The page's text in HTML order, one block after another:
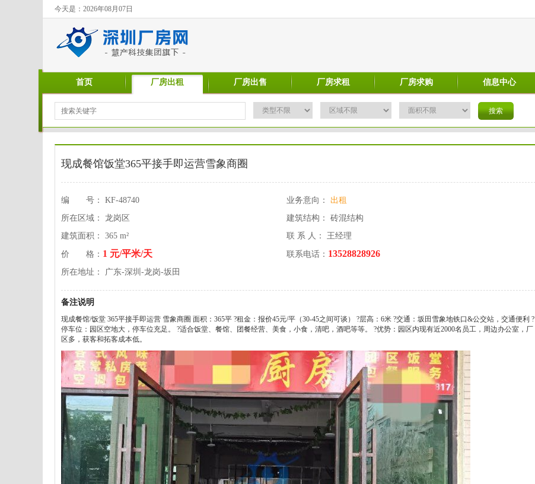
今天是：2026年08月07日
首页 厂房出租 厂房出售 厂房求租 厂房求购 信息中心
现成餐馆饭堂365平接手即运营雪象商圈
编 号： KF-48740 业务意向： 出租
所在区域： 龙岗区
建筑结构： 砖混结构
建筑面积： 365 m²
联 系 人： 王经理
价 格： 1 元/平米/天 联系电话： 13528828926
所在地址： 广东-深圳-龙岗-坂田
备注说明
现成餐馆/饭堂 365平接手即运营 雪象商圈 面积：365平 ?租金：报价45元/平（30-45之间可谈） ?层高：6米 ?交通：坂田雪象地铁口&公交站，交通便利 ?
停车位：园区空地大，停车位充足。 ?适合饭堂、餐馆、团餐经营、美食，小食，清吧，酒吧等等。 ?优势：园区内现有近2000名员工，周边办公室，厂
区多，获客和拓客成本低。